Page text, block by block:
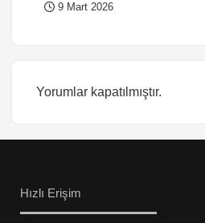
9 Mart 2026
Yorumlar kapatılmıştır.
Hızlı Erişim